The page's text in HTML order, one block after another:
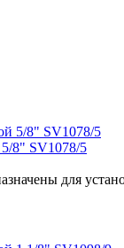
8" SV1078/5
для